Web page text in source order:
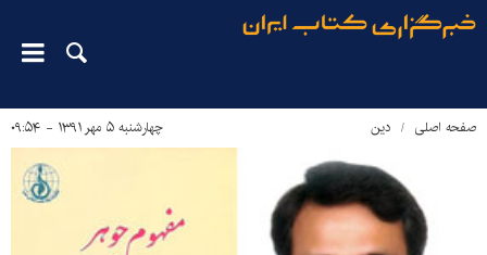
صفحه اصلی دین‌ چهارشنبه ۵ مهر ۱۳۹۱ - ۰۹:۵۴